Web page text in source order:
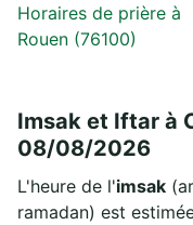
Horaires de prière à
Rouen (76100)
Imsak et Iftar à
08/08/2026
L'heure de l'imsak
ramadan) est